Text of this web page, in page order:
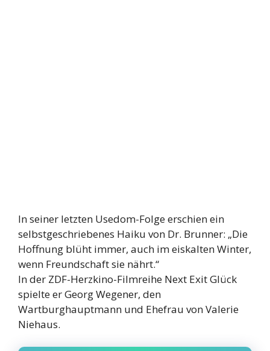
In seiner letzten Usedom-Folge erschien ein
selbstgeschriebenes Haiku von Dr. Brunner: „Die
Hoffnung blüht immer, auch im eiskalten Winter,
wenn Freundschaft sie nährt.“
In der ZDF-Herzkino-Filmreihe Next Exit Glück
spielte er Georg Wegener, den
Wartburghauptmann und Ehefrau von Valerie
Niehaus.